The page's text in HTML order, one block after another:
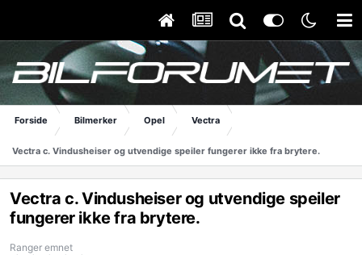
Forside Bilmerker Opel Vectra
Vectra c. Vindusheiser og utvendige speiler fungerer ikke fra brytere.
Vectra c. Vindusheiser og utvendige speiler
fungerer ikke fra brytere.
Ranger emnet